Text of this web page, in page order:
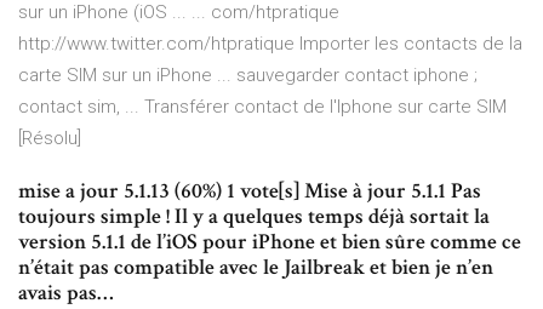
sur un iPhone (iOS ... ... com/htpratique
http://www.twitter.com/htpratique Importer les contacts de la
carte SIM sur un iPhone ... sauvegarder contact iphone ;
contact sim, ... Transférer contact de l'Iphone sur carte SIM
[Résolu]
mise a jour 5.1.13 (60%) 1 vote[s] Mise à jour 5.1.1 Pas
toujours simple ! Il y a quelques temps déjà sortait la
version 5.1.1 de l’iOS pour iPhone et bien sûre comme ce
n’était pas compatible avec le Jailbreak et bien je n’en
avais pas…